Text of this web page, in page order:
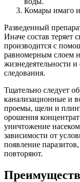
Комары имаго
Разведенный
Иначе состав теряет
производится с
равномерным слоем
жизнедеятельности
следования.
Тщательно следует
канализационные и
проемы, щели и
орошения
уничтожение
зависимости от
появление
повторяют.